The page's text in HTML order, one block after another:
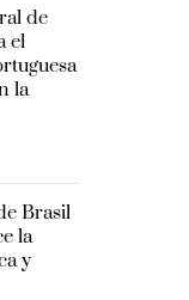
de
el
la
Brasil
la
y